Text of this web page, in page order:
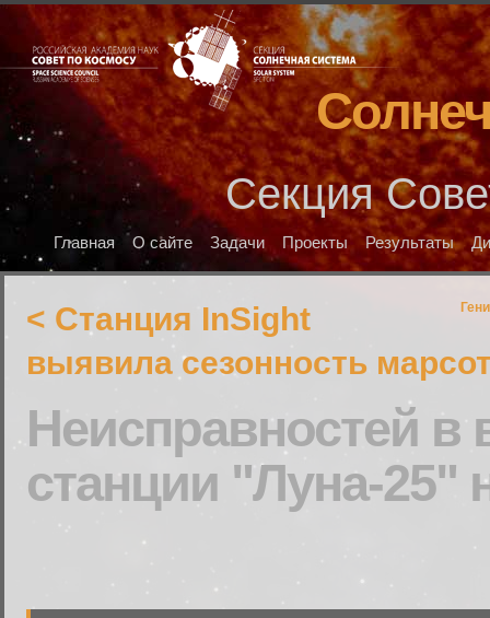
Секция
Главная О сайте Задачи Проекты Результаты
< Станция InSight
выявила сезонность
Неисправностей в
станции "Луна-25"